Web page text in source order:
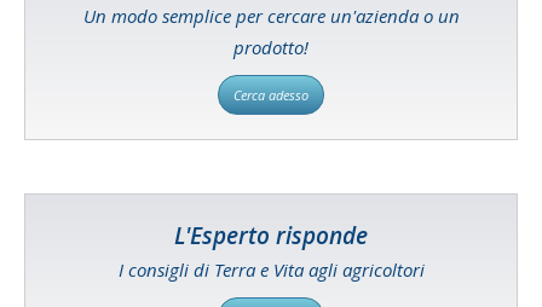
Un modo semplice per cercare un'azienda o un
prodotto!
Cerca adesso
L'Esperto risponde
I consigli di Terra e Vita agli agricoltori